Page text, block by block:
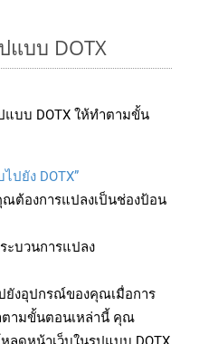
แบบ DOTX
แบบ DOTX ให้ทำตามขั้น
ไปยัง DOTX”
ณต้องการแปลงเป็นช่องป้อน
ะบวนการแปลง
ยังอุปกรณ์ของคุณเมื่อการ
ตามขั้นตอนเหล่านี้ คุณ